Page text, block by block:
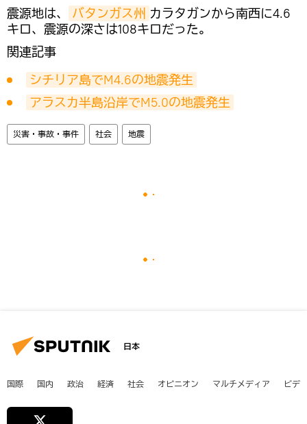
震源地は、
バタンガス州 カラタガンから南西に4.6
キロ、震源の深さは108キロだった。
関連記事
シチリア島でM4.6の地震発生
アラスカ半島沿岸でM5.0の地震発生
災害・事故・事件 社会 地震
日本
国際 国内 政治 経済 社会 オピニオン マルチメディア ビデ